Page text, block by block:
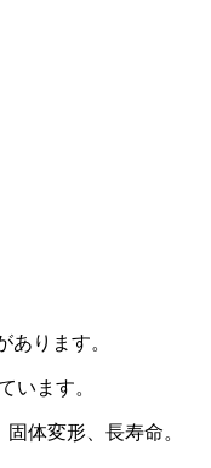
あります。
います。
体変形、長寿命。